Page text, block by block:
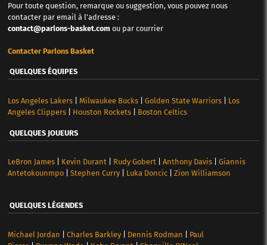
Pour toute question, remarque ou suggestion, vous pouvez nous
contacter par email à l'adresse :
contact@parlons-basket.com ou par courrier
Contacter Parlons Basket
QUELQUES ÉQUIPES
Los Angeles Lakers| Milwaukee Bucks| Golden State Warriors| Los
Angeles Clippers| Houston Rockets| Boston Celtics
QUELQUES JOUEURS
LeBron James| Kevin Durant| Rudy Gobert| Anthony Davis| Giannis
Antetokounmpo| Stephen Curry| Luka Doncic| Zion Williamson
QUELQUES LÉGENDES
Michael Jordan Charles Barkley| Dennis Rodman
Paul